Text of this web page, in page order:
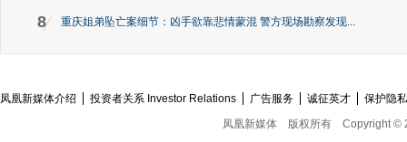
8 重庆姐弟坠亡案细节：凶手欲靠悲情蒙混 警方现场勘察发现...
凤凰新媒体介绍 投资者关系 Investor Relations 广告服务 诚征英才
保护隐
凤凰新媒体
版权所有 Copyright ©